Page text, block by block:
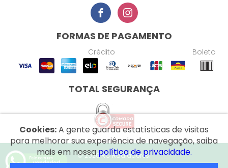
FORMAS DE PAGAMENTO
Crédito Boleto
TOTAL SEGURANÇA
Cookies:A gente guarda estatísticas de visitas
para melhorar sua experiência de navegação, saiba
mais em nossapolítica de privacidade.
© 2026 RC Radiadores.